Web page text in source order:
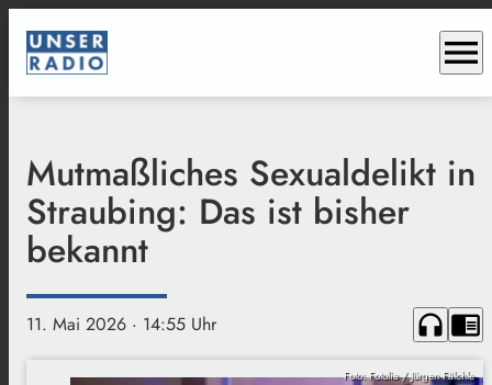
menu
Mutmaßliches Sexualdelikt in
Straubing: Das ist bisher
bekannt
11. Mai 2026 · 14:55 Uhr headphones chrome_reader_mode
Foto: Fotolia / Jürgen Fälchle